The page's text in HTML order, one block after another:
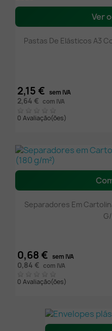
Ver
Pastas De Elásticos A3
2,15 € sem IVA
2,64 € com IVA
0 Avaliação(ões)
Separadores Em
0,68 € sem IVA
0,84 € com IVA
0 Avaliação(ões)